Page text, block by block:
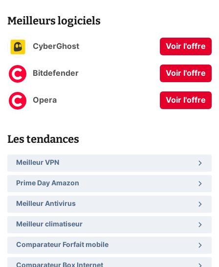
Meilleurs logiciels
CyberGhost Voir l'offre
Bitdefender Voir l'offre
Opera Voir l'offre
Les tendances
Meilleur VPN
Prime Day Amazon
Meilleur Antivirus
Meilleur climatiseur
Comparateur Forfait mobile